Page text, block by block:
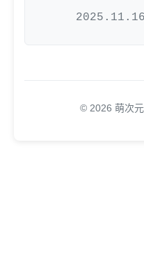
© 2026 萌次